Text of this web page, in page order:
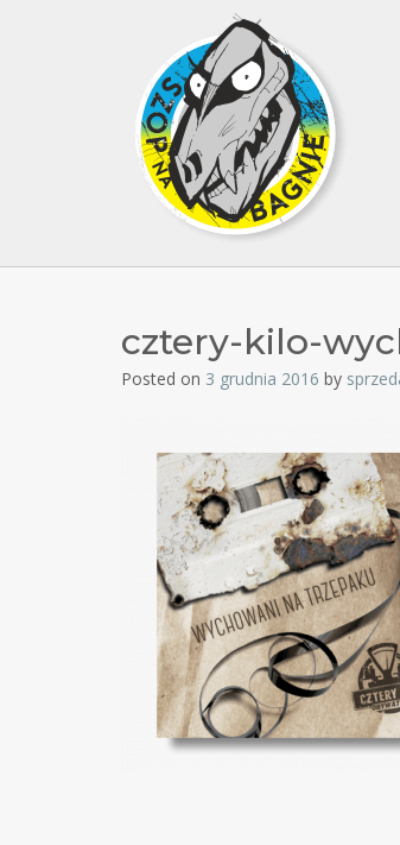
cztery-kilo-
Posted on 3 grudnia 2016 by